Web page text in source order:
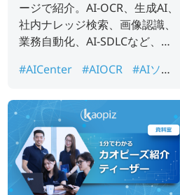
ージで紹介。AI-OCR、生成AI、
社内ナレッジ検索、画像認識、
業務自動化、AI-SDLCなど、企
きるサービス案内資料です。
#AICenter #AIOCR
#AIソリ
認識 #DX推進 #ナレッジ検索